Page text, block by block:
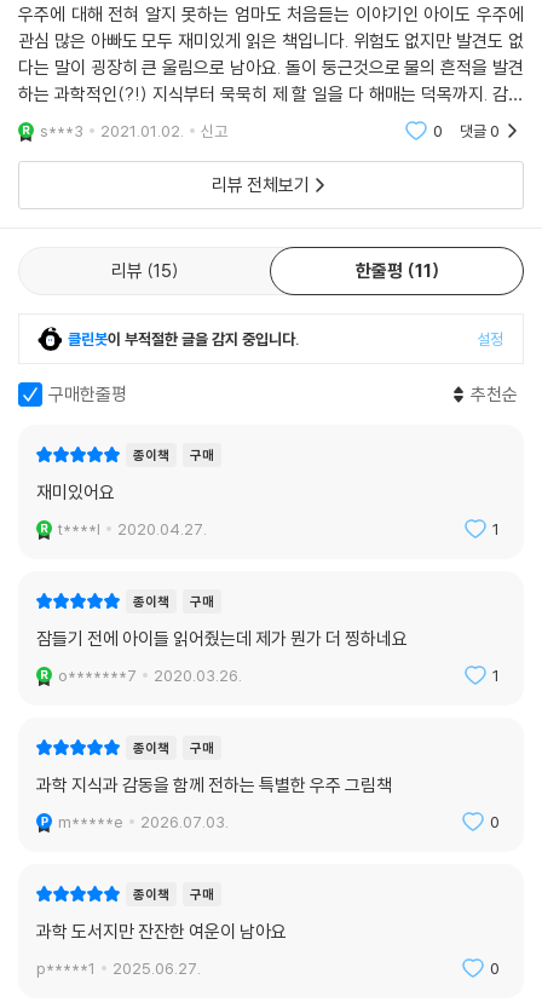
우주에 대해 전혀 알지 못하는 엄마도 처음듣는 이야기인 아이도 우주에
관심 많은 아빠도 모두 재미있게 읽은 책입니다. 위험도 없지만 발견도 없
다는 말이 굉장히 큰 울림으로 남아요. 돌이 둥근것으로 물의 흔적을 발견
하는 과학적인(?!) 지식부터 묵묵히 제 할 일을 다 해매는 덕목까지. 감동
과 지식이 함께인 책이었어요. 푸른사자와니니를 쓰신 작가님이라고 하니
더욱 반가웠네요.
s***3 2021.01.02. 신고 0 댓글0
리뷰 전체보기
리뷰 15 한줄평 11
클린봇이 부적절한 글을 감지 중입니다. 설정
구매한줄평 추천순
종이책 구매
재미있어요
t****l 2020.04.27. 1
종이책 구매
잠들기 전에 아이들 읽어줬는데 제가 뭔가 더 찡하네요
o*******7 2020.03.26. 1
종이책 구매
과학 지식과 감동을 함께 전하는 특별한 우주 그림책
m*****e 2026.07.03. 0
종이책 구매
과학 도서지만 잔잔한 여운이 남아요
p*****1 2025.06.27. 0